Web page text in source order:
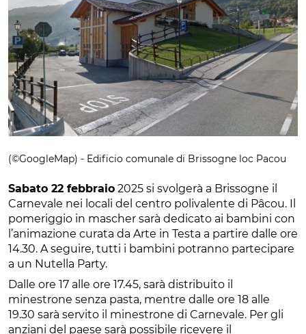
(©GoogleMap) - Edificio comunale di Brissogne loc Pacou
Sabato 22 febbraio 2025 si svolgerà a Brissogne il
Carnevale nei locali del centro polivalente di Pâcou. Il
pomeriggio in mascher sarà dedicato ai bambini con
l’animazione curata da Arte in Testa a partire dalle ore
14.30. A seguire, tutti i bambini potranno partecipare
a un Nutella Party.
Dalle ore 17 alle ore 17.45, sarà distribuito il
minestrone senza pasta, mentre dalle ore 18 alle
19.30 sarà servito il minestrone di Carnevale. Per gli
anziani del paese sarà possibile ricevere il